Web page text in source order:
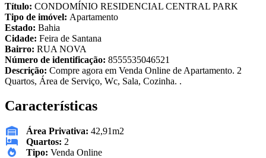
Título: CONDOMÍNIO RESIDENCIAL CENTRAL PARK
Tipo de imóvel: Apartamento
Estado: Bahia
Cidade: Feira de Santana
Bairro: RUA NOVA
Número de identificação: 8555535046521
Descrição: Compre agora em Venda Online de Apartamento. 2
Quartos, Área de Serviço, Wc, Sala, Cozinha. .
Características
Área Privativa: 42,91m2
Quartos: 2
Tipo: Venda Online